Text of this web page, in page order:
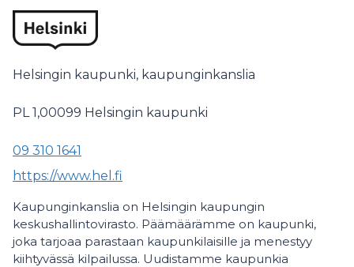
Helsingin kaupunki, kaupunginkanslia
PL 1,00099 Helsingin kaupunki
09 310 1641
https://www.hel.fi
Kaupunginkanslia on Helsingin kaupungin
keskushallintovirasto. Päämäärämme on kaupunki,
joka tarjoaa parastaan kaupunkilaisille ja menestyy
kiihtyvässä kilpailussa. Uudistamme kaupunkia